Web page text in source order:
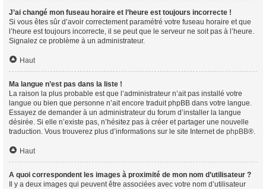
J’ai changé mon fuseau horaire et l’heure est toujours incorrecte !
Si vous êtes sûr d’avoir correctement paramétré votre fuseau horaire et que
l’heure est toujours incorrecte, il se peut que le serveur ne soit pas à l’heure.
Signalez ce problème à un administrateur.
Haut
Ma langue n’est pas dans la liste !
La raison la plus probable est que l’administrateur n’ait pas installé votre
langue ou bien que personne n’ait encore traduit phpBB dans votre langue.
Essayez de demander à un administrateur du forum d’installer la langue
désirée. Si elle n’existe pas, n’hésitez pas à créer et partager une nouvelle
traduction. Vous trouverez plus d’informations sur le site Internet de phpBB®.
Haut
A quoi correspondent les images à proximité de mon nom d’utilisateur ?
Il y a deux images qui peuvent être associées avec votre nom d’utilisateur